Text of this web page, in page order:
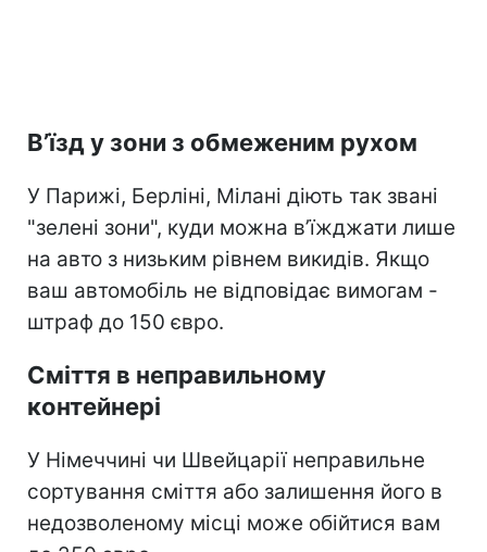
В’їзд у зони з обмеженим рухом
У Парижі, Берліні, Мілані діють так звані
"зелені зони", куди можна в’їжджати лише
на авто з низьким рівнем викидів. Якщо
ваш автомобіль не відповідає вимогам -
штраф до 150 євро.
Сміття в неправильному
контейнері
У Німеччині чи Швейцарії неправильне
сортування сміття або залишення його в
недозволеному місці може обійтися вам